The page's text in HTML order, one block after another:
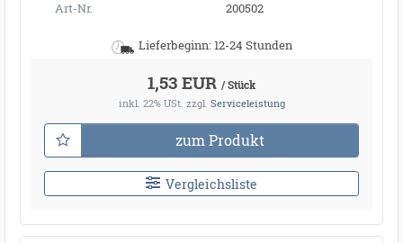
Art-Nr.
200502
Lieferbeginn: 12-24 Stunden
1,53 EUR / Stück
inkl. 22% USt. zzgl. Serviceleistung
zum Produkt
Vergleichsliste